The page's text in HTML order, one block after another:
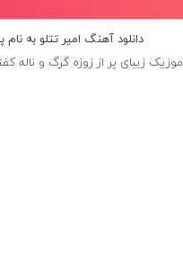
دانلود آهنگ امیر تتلو به
موزیک زیبای پر از زوزه گرگ و ناله